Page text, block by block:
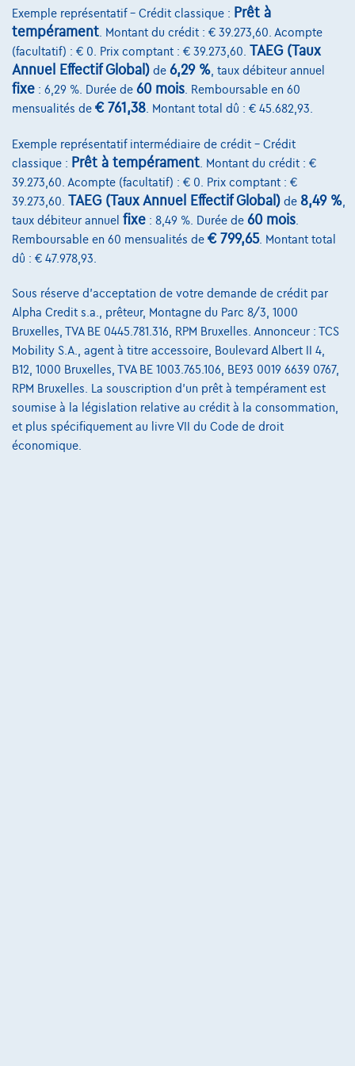
Mercedes-Benz Sprinter
315 L2H2 RWD AUTO (41.500€ex.) DUB CABINE
05/2024
24.415 km Diesel Automatique 110 kW ( 150 CV )
€50.215 1 ✓TVA déductible
Dès €758,22/moiset une dernière mensualité de
€15.822,72
Exemple représentatif – Crédit classique : Prêt à
tempérament . Montant du crédit : € 39.273,60. Acompte
(facultatif) : € 0. Prix comptant : € 39.273,60. TAEG (Taux
Annuel Effectif Global) de 6,29 % , taux débiteur annuel
fixe : 6,29 %. Durée de 60 mois . Remboursable en 60
mensualités de € 761,38 . Montant total dû : € 45.682,93.
Exemple représentatif intermédiaire de crédit – Crédit
classique : Prêt à tempérament . Montant du crédit : €
39.273,60. Acompte (facultatif) : € 0. Prix comptant : €
39.273,60. TAEG (Taux Annuel Effectif Global) de 8,49 %
taux débiteur annuel fixe : 8,49 %. Durée de 60 mois
Remboursable en 60 mensualités de € 799,65. Montant total
dû : € 47.978,93.
Sous réserve d'acceptation de votre demande de crédit par
Alpha Credit s.a., prêteur, Montagne du Parc 8/3, 1000
Bruxelles, TVA BE 0445.781.316, RPM Bruxelles. Annonceur : TCS
Mobility S.A., agent à titre accessoire, Boulevard Albert II 4,
B12, 1000 Bruxelles, TVA BE 1003.765.106, BE93 0019 6639 0767,
RPM Bruxelles. La souscription d'un prêt à tempérament est
soumise à la législation relative au crédit à la consommation,
et plus spécifiquement au livre VII du Code de droit
économique.